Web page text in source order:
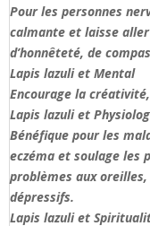
Pour les personnes
calmante et laisse
d’honnêteté, de
Lapis lazuli et Mental
Encourage la
Lapis lazuli et
Bénéfique pour les
eczéma et soulage les
problèmes aux
dépressifs.
Lapis lazuli et